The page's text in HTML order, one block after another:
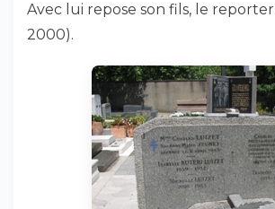
Avec lui repose son fils, le reporter
2000).